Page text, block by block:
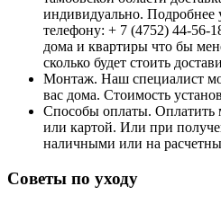
индивидуально. Подробнее
телефону: + 7 (4752) 44-56-
дома и квартиры что бы
сколько будет стоить
Монтаж. Наш специалист
вас дома. Стоимость
Способы оплаты.
или картой. Или при
наличными или на
Советы по уходу